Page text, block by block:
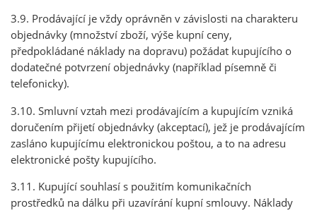
3.9. Prodávající je vždy oprávněn v závislosti na charakteru
objednávky (množství zboží, výše kupní ceny,
předpokládané náklady na dopravu) požádat kupujícího o
dodatečné potvrzení objednávky (například písemně či
telefonicky).
3.10. Smluvní vztah mezi prodávajícím a kupujícím vzniká
doručením přijetí objednávky (akceptací), jež je prodávajícím
zasláno kupujícímu elektronickou poštou, a to na adresu
elektronické pošty kupujícího.
3.11. Kupující souhlasí s použitím komunikačních
prostředků na dálku při uzavírání kupní smlouvy. Náklady